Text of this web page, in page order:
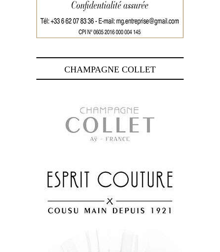
CHAMPAGNE COLLET